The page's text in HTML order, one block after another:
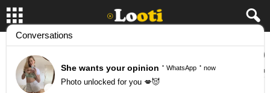
دختره تو لایو اینستاگرام لخت میشه و کص و
کونش رو نشون میده